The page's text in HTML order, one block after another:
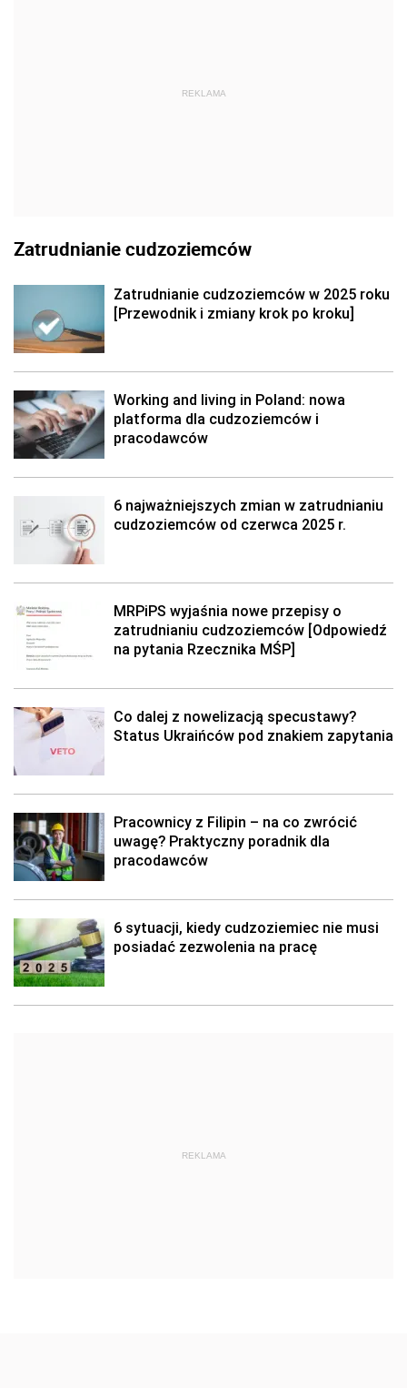
REKLAMA
Zatrudnianie cudzoziemców
Zatrudnianie cudzoziemców w 2025 roku
[Przewodnik i zmiany krok po kroku]
Working and living in Poland: nowa
platforma dla cudzoziemców i
pracodawców
6 najważniejszych zmian w zatrudnianiu
cudzoziemców od czerwca 2025 r.
MRPiPS wyjaśnia nowe przepisy o
zatrudnianiu cudzoziemców [Odpowiedź
na pytania Rzecznika MŚP]
Co dalej z nowelizacją specustawy?
Status Ukraińców pod znakiem zapytania
Pracownicy z Filipin – na co zwrócić
uwagę? Praktyczny poradnik dla
pracodawców
6 sytuacji, kiedy cudzoziemiec nie musi
posiadać zezwolenia na pracę
REKLAMA